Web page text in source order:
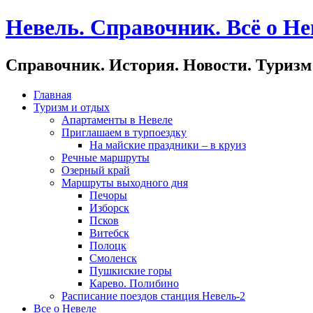
Невель. Справочник. Всё о
Справочник. История. Новости. Туризм
Главная
Туризм и отдых
Апартаменты в Невеле
Приглашаем в турпоездку
На майские праздники – в круиз
Речные маршруты
Озерный край
Маршруты выходного дня
Печоры
Изборск
Псков
Витебск
Полоцк
Смоленск
Пушкиские горы
Карево. Полибино
Расписание поездов станция Невель-2
Все о Невеле